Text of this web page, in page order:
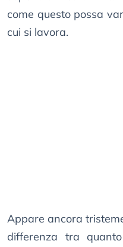
come questo possa
cui si lavora.
Appare ancora
differenza tra